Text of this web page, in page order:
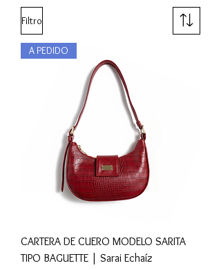
Filtro
A PEDIDO
CARTERA DE CUERO MODELO SARITA
TIPO BAGUETTE | Sarai Echaíz